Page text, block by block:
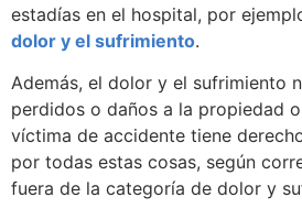
estadías en el hospital, por
dolor y el sufrimiento.
Además, el dolor y el sufrimiento
perdidos o daños a la propiedad
víctima de accidente tiene
por todas estas cosas, según
fuera de la categoría de dolor y